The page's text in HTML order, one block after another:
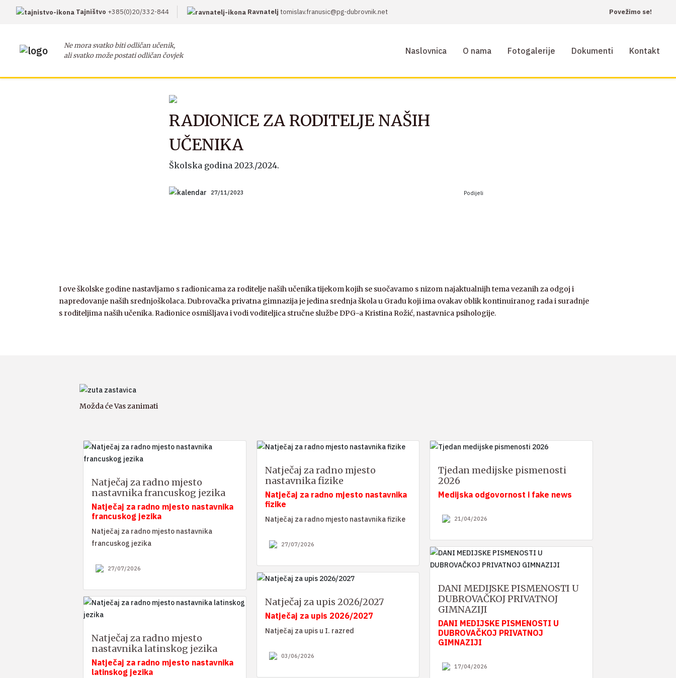
Tajništvo +385(0)20/332-844 Ravnatelj tomislav.franusic@pg-dubrovnik.net Povežimo se!
Ne mora svatko biti odličan učenik,
ali svatko može postati odličan čovjek
Naslovnica O nama Fotogalerije Dokumenti Kontakt
RADIONICE ZA RODITELJE NAŠIH
UČENIKA
Školska godina 2023./2024.
27/11/2023 Podijeli
I ove školske godine nastavljamo s radionicama za roditelje naših učenika tijekom kojih se suočavamo s nizom najaktualnijh tema vezanih za odgoj i
napredovanje naših srednjoškolaca. Dubrovačka privatna gimnazija je jedina srednja škola u Gradu koji ima ovakav oblik kontinuiranog rada i suradnje
s roditeljima naših učenika. Radionice osmišljava i vodi voditeljica stručne službe DPG-a Kristina Rožić, nastavnica psihologije.
Možda će Vas zanimati
Natječaj za radno mjesto
nastavnika francuskog jezika
Natječaj za radno mjesto nastavnika
francuskog jezika
Natječaj za radno mjesto nastavnika
francuskog jezika
27/07/2026
Natječaj za radno mjesto
nastavnika latinskog jezika
Natječaj za radno mjesto nastavnika
latinskog jezika
Natječaj za radno mjesto
nastavnika fizike
Natječaj za radno mjesto nastavnika
fizike
Natječaj za radno mjesto nastavnika fizike
27/07/2026
Natječaj za upis 2026/2027
Natječaj za upis 2026/2027
Natječaj za upis u I. razred
03/06/2026
Tjedan medijske pismenosti
2026
Medijska odgovornost i fake news
21/04/2026
DANI MEDIJSKE PISMENOSTI U
DUBROVAČKOJ PRIVATNOJ
GIMNAZIJI
DANI MEDIJSKE PISMENOSTI U
DUBROVAČKOJ PRIVATNOJ
GIMNAZIJI
17/04/2026